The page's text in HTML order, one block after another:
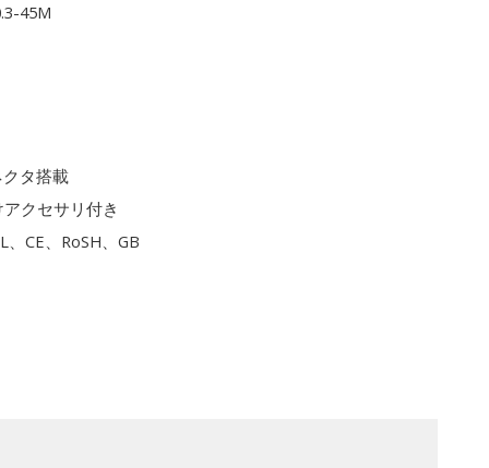
45M
タ搭載
クセサリ付き
、CE、RoSH、GB